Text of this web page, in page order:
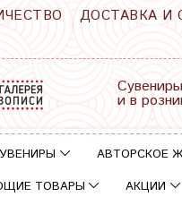
ДОСТАВКА И
и в
АВТОРСКОЕ
ТОВАРЫ
АКЦИИ